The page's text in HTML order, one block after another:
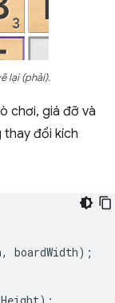
lại (phải).
chơi, giá đỡ và
đổi kích
, boardWidth);
);